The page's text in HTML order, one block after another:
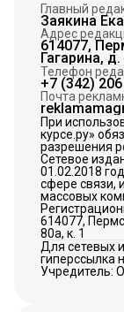
Главный
Заякина
Адрес
614077,
Гагарина,
Телефон
+7 (342)
Почта
При
курсе.ру»
разрешения
Сетевое
01.02.2018
сфере связи,
массовых
614077,
80а, к. 1
Для сетевых
гиперссылка